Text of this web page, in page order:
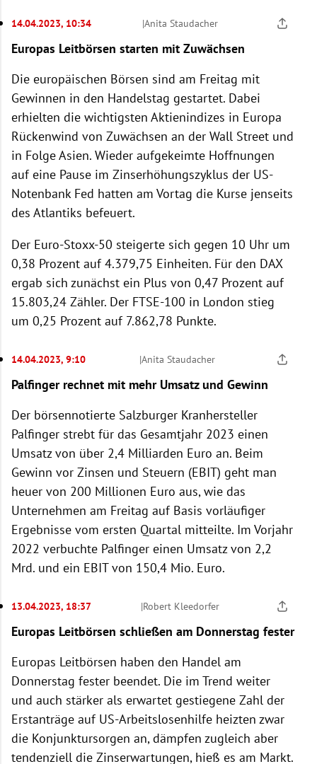
14.04.2023, 10:34 |Anita Staudacher
Europas Leitbörsen starten mit Zuwächsen
Die europäischen Börsen sind am Freitag mit
Gewinnen in den Handelstag gestartet. Dabei
erhielten die wichtigsten Aktienindizes in Europa
Rückenwind von Zuwächsen an der Wall Street und
in Folge Asien. Wieder aufgekeimte Hoffnungen
auf eine Pause im Zinserhöhungszyklus der US-
Notenbank Fed hatten am Vortag die Kurse jenseits
des Atlantiks befeuert.
Der Euro-Stoxx-50 steigerte sich gegen 10 Uhr um
0,38 Prozent auf 4.379,75 Einheiten. Für den DAX
ergab sich zunächst ein Plus von 0,47 Prozent auf
15.803,24 Zähler. Der FTSE-100 in London stieg
um 0,25 Prozent auf 7.862,78 Punkte.
14.04.2023, 9:10 |Anita Staudacher
Palfinger rechnet mit mehr Umsatz und Gewinn
Der börsennotierte Salzburger Kranhersteller
Palfinger strebt für das Gesamtjahr 2023 einen
Umsatz von über 2,4 Milliarden Euro an. Beim
Gewinn vor Zinsen und Steuern (EBIT) geht man
heuer von 200 Millionen Euro aus, wie das
Unternehmen am Freitag auf Basis vorläufiger
Ergebnisse vom ersten Quartal mitteilte. Im Vorjahr
2022 verbuchte Palfinger einen Umsatz von 2,2
Mrd. und ein EBIT von 150,4 Mio. Euro.
13.04.2023, 18:37 |Robert Kleedorfer
Europas Leitbörsen schließen am Donnerstag fester
Europas Leitbörsen haben den Handel am
Donnerstag fester beendet. Die im Trend weiter
und auch stärker als erwartet gestiegene Zahl der
Erstanträge auf US-Arbeitslosenhilfe heizten zwar
die Konjunktursorgen an, dämpfen zugleich aber
tendenziell die Zinserwartungen, hieß es am Markt.